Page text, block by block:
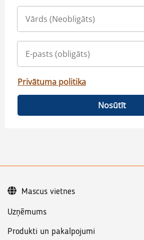
Privātuma politika
Nosūtīt
Uzņēmums
Produkti un pakalpojumi
Mascus vietnes